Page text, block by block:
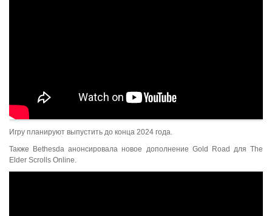
Игру планируют выпустить до конца 2024 года.
Также Bethesda анонсировала новое дополнение Gold Road для The
Elder Scrolls Online.